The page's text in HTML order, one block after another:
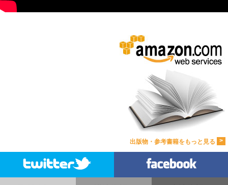
出版物・参考書籍をもっと見る >